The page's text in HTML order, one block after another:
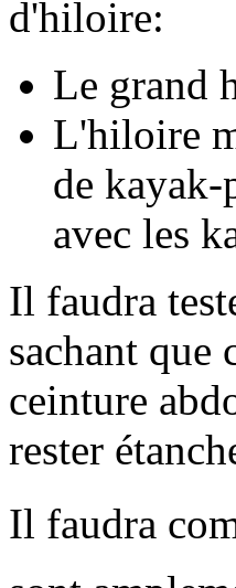
d'hiloire:
Le grand
L'hiloire
de
avec les
Il faudra
sachant que
ceinture
rester
Il faudra